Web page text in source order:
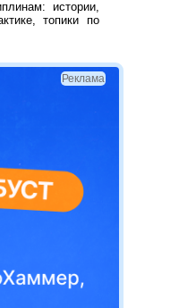
истории,
топики по
Реклама